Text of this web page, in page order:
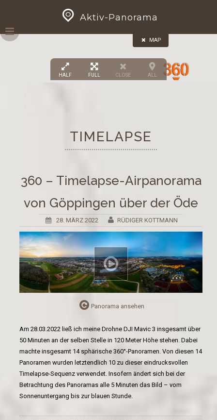
content
Aktiv-Panorama
MAP
HALF FULL CLOSE ALL
TIMELAPSE
360 – Timelapse-Airpanorama
von Göppingen über der Öde
28. MÄRZ 2022 RÜDIGER KOTTMANN
Panorama ansehen
Am 28.03.2022 ließ ich meine Drohne DJI Mavic 3 insgesamt über
50 Minuten an der selben Stelle in 120 Meter Höhe stehen. Dabei
machte insgesamt 14 sphärische 360°-Panoramen. Von diesen 14
Panoramen wurden letztendlich 10 zu dieser eindrucksvollen
Timelapse-Sequenz verwendet. Insofern ändert sich bei der
Betrachtung des Panoramas alle 5 Minuten das Bild – vom
Sonnenuntergang bis zur blauen Stunde.